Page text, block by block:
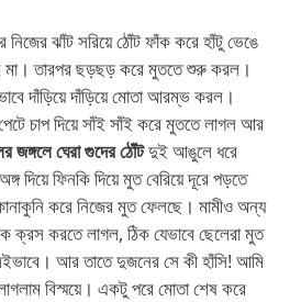
ঝাঁট সরিয়ে ঠোঁট ফাঁক করে হাঁটু ভেঙে
মা। তারপর ছড়ছড় করে মুততে শুরু করল।
দাঁড়িয়ে দাঁড়িয়ে মোতা আরম্ভ করল।
চাপ দিয়ে সাঁই সাঁই করে মুততে লাগল আর
জঙ্গলে ঘেরা গুদের ঠোঁটদুই আঙুলে ধরে
দিয়ে ফিনকি দিয়ে মুত বেরিয়ে দূরে পড়তে
করে নিজের মুত ফেলছে। মামীও অন্য
ক্রস করতে লাগল, ঠিক যেভাবে ছেলেরা মুত
আর তাতে দুজনের সে কী হাঁসি! আমি
বিস্ময়ে। একটু পরে মোতা শেষ করে